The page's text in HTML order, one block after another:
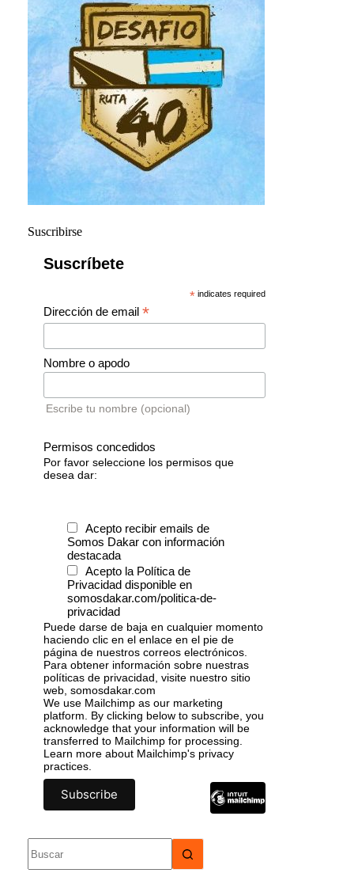
Suscribirse
Suscríbete
* indicates required
Dirección de email *
Nombre o apodo
Escribe tu nombre (opcional)
Permisos concedidos
Por favor seleccione los permisos que
desea dar:
Acepto recibir emails de
Somos Dakar con información
destacada
Acepto la Política de
Privacidad disponible en
somosdakar.com/politica-de-
privacidad
Puede darse de baja en cualquier momento
haciendo clic en el enlace en el pie de
página de nuestros correos electrónicos.
Para obtener información sobre nuestras
políticas de privacidad, visite nuestro sitio
web, somosdakar.com
We use Mailchimp as our marketing
platform. By clicking below to subscribe, you
acknowledge that your information will be
transferred to Mailchimp for processing.
Learn more about Mailchimp's privacy
practices.